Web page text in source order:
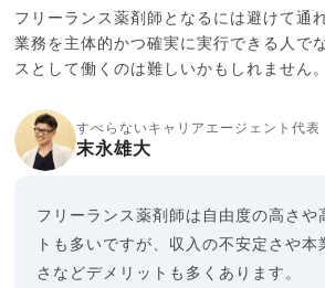
フリーランス薬剤師となるには避けて通
業務を主体的かつ確実に実行できる人で
スとして働くのは難しいかもしれません。
すべらないキャリアエージェント代表
末永雄大
フリーランス薬剤師は自由度の高さや
トも多いですが、収入の不安定さや本
さなどデメリットも多くあります。